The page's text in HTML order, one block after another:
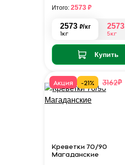
2573 ₽/кг
1кг
2573
5кг
Купить
Итого: 2573₽
Акция -21% 3162₽
Креветки 70/90
Магаданские